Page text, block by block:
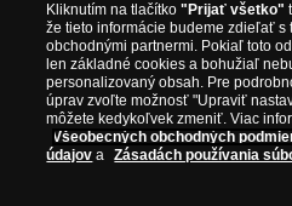
NAŠE
Certifikát
Kliknutím na tlačítko"Prijať všetko"
že tieto informácie budeme zdieľať s
obchodnými partnermi. Pokiaľ toto
len základné cookies a bohužiaľ
personalizovaný obsah. Pre
úprav zvoľte možnosť "Upraviť
môžete kedykoľvek zmeniť. Viac
Všeobecných obchodných
údajov a Zásadách používania